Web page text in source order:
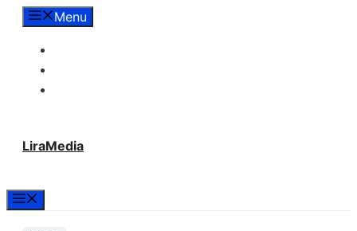
LangsungMenu
LiraMedia